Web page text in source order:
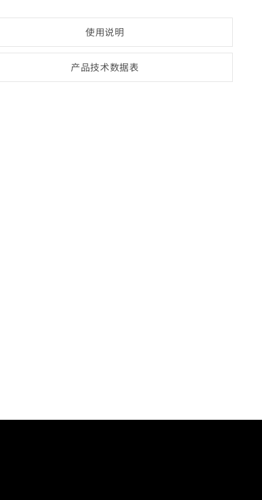
使用说明
产品技术数据表
(opens
PDF-